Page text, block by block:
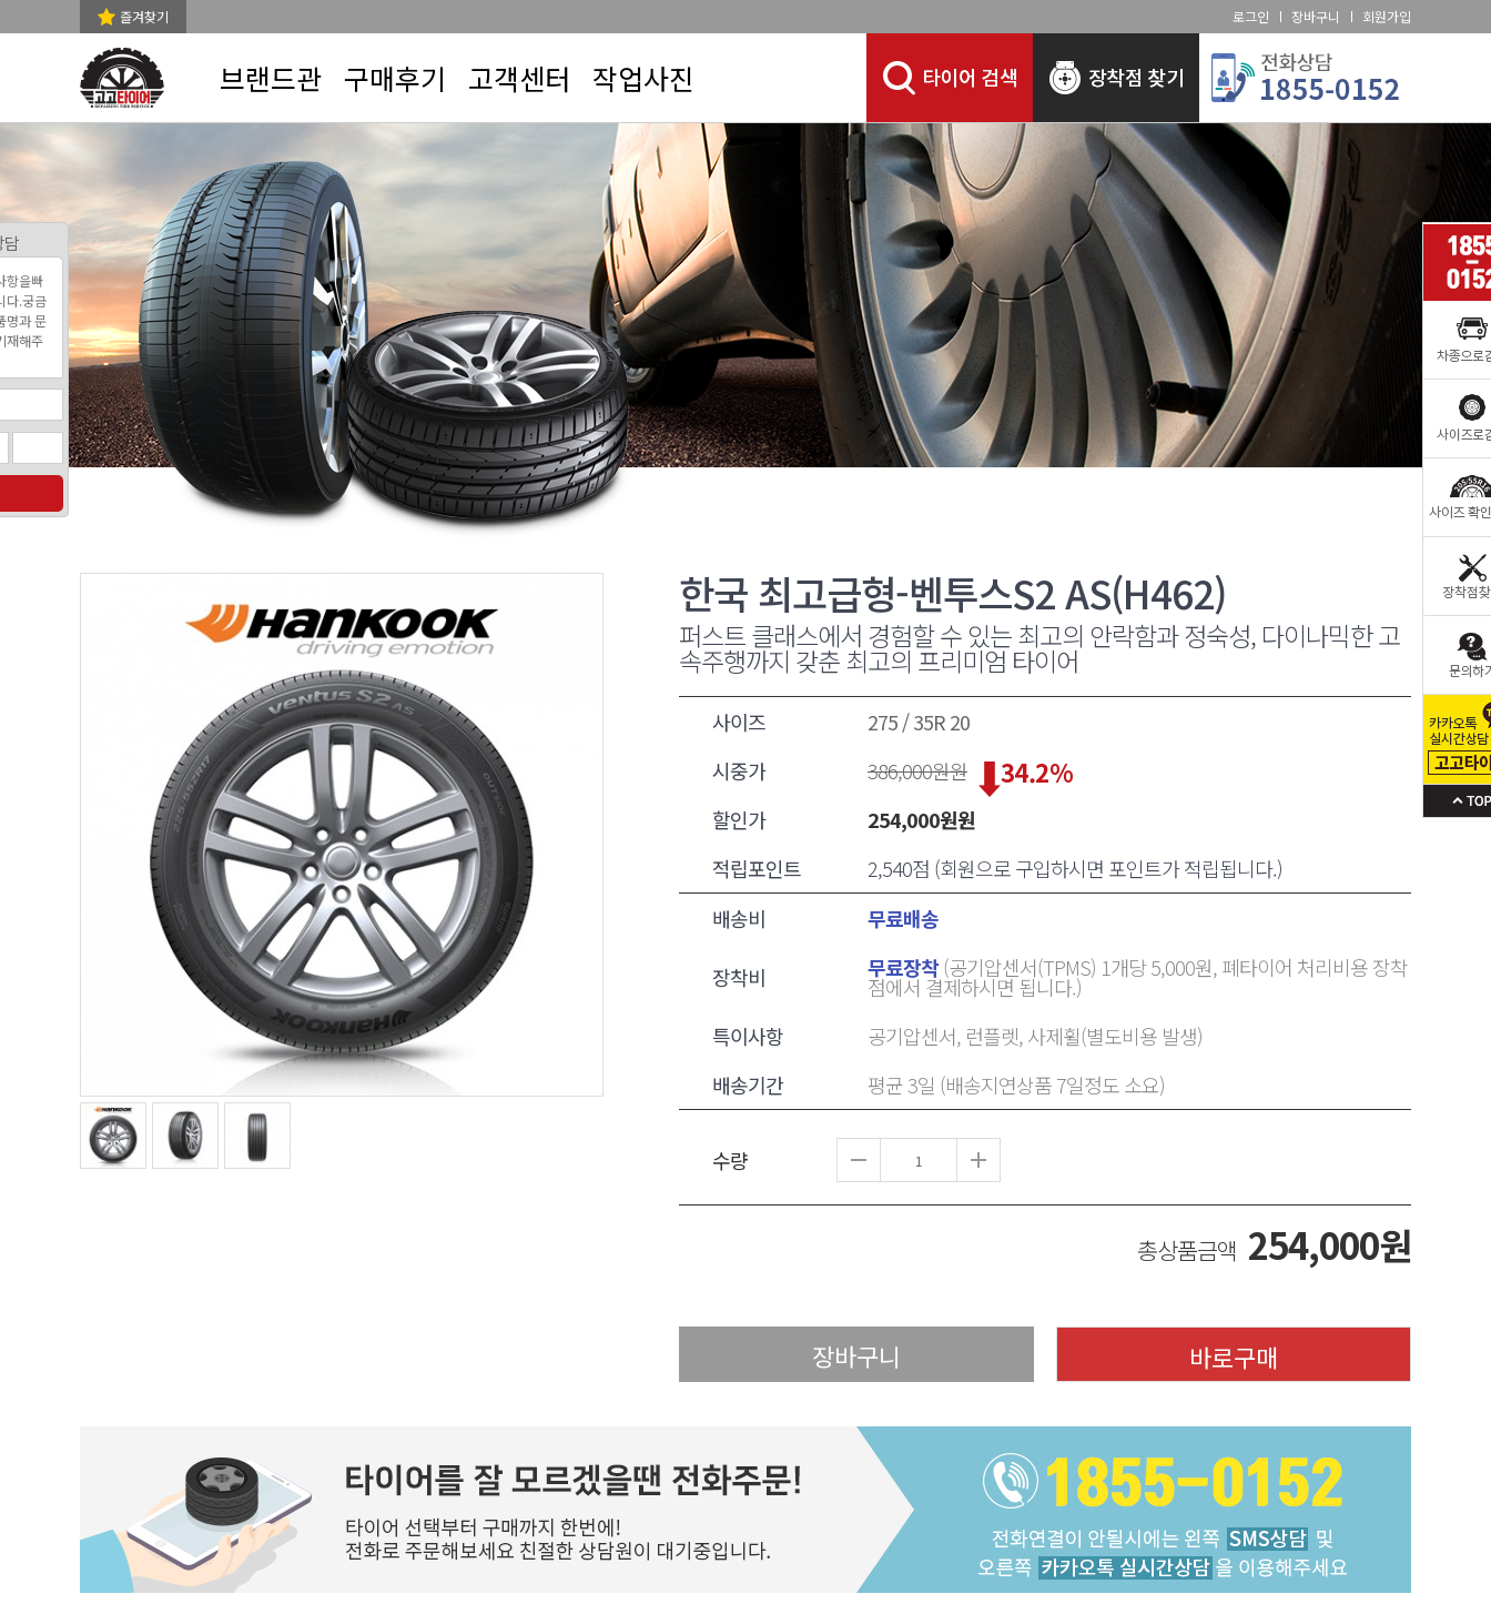
즐겨찾기 로그인 장바구니 회원가입
브랜드관 구매후기 고객센터 작업사진
한국 최고급형-벤투스S2 AS(H462)
퍼스트 클래스에서 경험할 수 있는 최고의 안락함과 정숙성, 다이나믹한 고
속주행까지 갖춘 최고의 프리미엄 타이어
사이즈
275 / 35R 20
시중가
386,000원원
할인가
254,000원원
34.2%
적립포인트
2,540점 (회원으로 구입하시면 포인트가 적립됩니다.)
배송비
무료배송
장착비 무료장착(공기압센서(TPMS) 1개당 5,000원, 폐타이어 처리비용 장착
점에서 결제하시면 됩니다.)
특이사항
공기압센서, 런플렛, 사제휠(별도비용 발생)
배송기간
평균 3일 (배송지연상품 7일정도 소요)
수량
총상품금액 254,000원